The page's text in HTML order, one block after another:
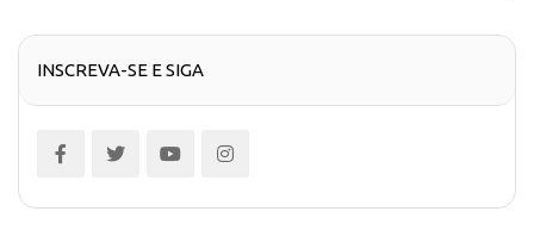
INSCREVA-SE E SIGA